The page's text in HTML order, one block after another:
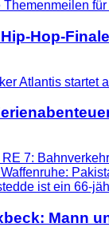
Hop-
7:
Mann